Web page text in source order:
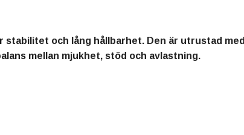
stabilitet och lång hållbarhet. Den är utrustad med
mellan mjukhet, stöd och avlastning.